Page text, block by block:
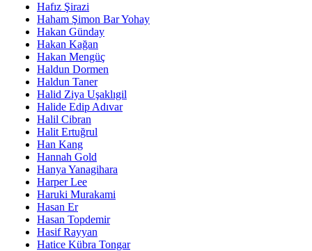
Hafız Şirazi
Haham Şimon Bar Yohay
Hakan Günday
Hakan Kağan
Hakan Mengüç
Haldun Dormen
Haldun Taner
Halid Ziya Uşaklıgil
Halide Edip Adıvar
Halil Cibran
Halit Ertuğrul
Han Kang
Hannah Gold
Hanya Yanagihara
Harper Lee
Haruki Murakami
Hasan Er
Hasan Topdemir
Hasif Rayyan
Hatice Kübra Tongar